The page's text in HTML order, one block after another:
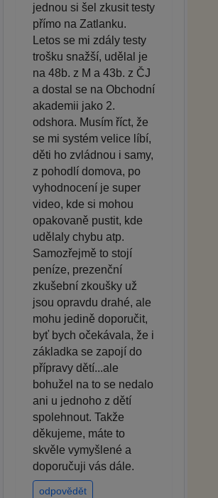
jednou si šel zkusit testy
přímo na Zatlanku.
Letos se mi zdály testy
trošku snažší, udělal je
na 48b. z M a 43b. z ČJ
a dostal se na Obchodní
akademii jako 2.
odshora. Musím říct, že
se mi systém velice líbí,
děti ho zvládnou i samy,
z pohodlí domova, po
vyhodnocení je super
video, kde si mohou
opakovaně pustit, kde
udělaly chybu atp.
Samozřejmě to stojí
peníze, prezenční
zkušební zkoušky už
jsou opravdu drahé, ale
mohu jedině doporučit,
byť bych očekávala, že i
základka se zapojí do
přípravy dětí...ale
bohužel na to se nedalo
ani u jednoho z dětí
spolehnout. Takže
děkujeme, máte to
skvěle vymyšlené a
doporučuji vás dále.
odpovědět